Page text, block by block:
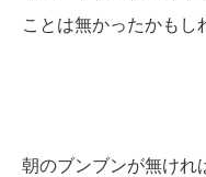
ことは無かったかも
朝のブンブンが無けれ